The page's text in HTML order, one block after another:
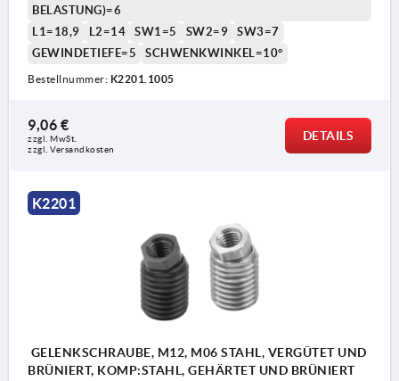
BELASTUNG)=6
L1=18,9
L2=14 SW1=5 SW2=9
SW3=7
GEWINDETIEFE=5
SCHWENKWINKEL=10°
Bestellnummer: K2201.1005
9,06 €
zzgl. MwSt.
zzgl. Versandkosten
DETAILS
K2201
GELENKSCHRAUBE, M12, M06 STAHL, VERGÜTET UND
BRÜNIERT, KOMP:STAHL, GEHÄRTET UND BRÜNIERT